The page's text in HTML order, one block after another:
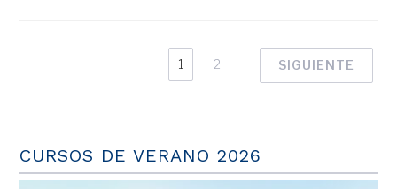
1 2 SIGUIENTE
CURSOS DE VERANO 2026